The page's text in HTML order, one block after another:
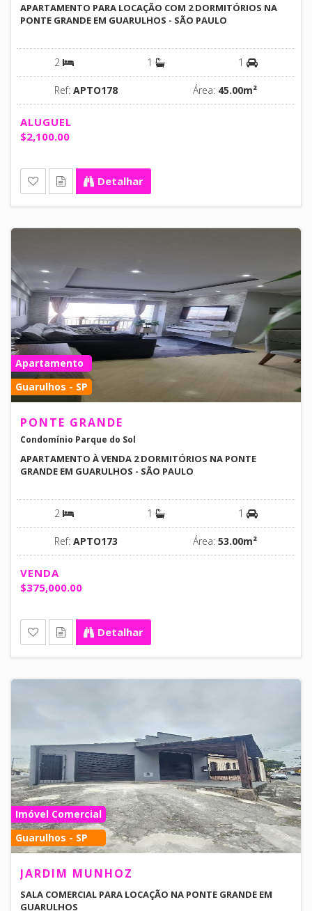
APARTAMENTO PARA LOCAÇÃO COM 2 DORMITÓRIOS NA
PONTE GRANDE EM GUARULHOS - SÃO PAULO
2 1 1
Ref: APTO178 Área: 45.00m²
ALUGUEL
$2,100.00
Detalhar
Apartamento
Guarulhos - SP
PONTE GRANDE
Condomínio Parque do Sol
APARTAMENTO À VENDA 2 DORMITÓRIOS NA PONTE
GRANDE EM GUARULHOS - SÃO PAULO
2 1 1
Ref: APTO173 Área: 53.00m²
VENDA
$375,000.00
Detalhar
Imóvel Comercial
Guarulhos - SP
JARDIM MUNHOZ
SALA COMERCIAL PARA LOCAÇÃO NA PONTE GRANDE EM
GUARULHOS